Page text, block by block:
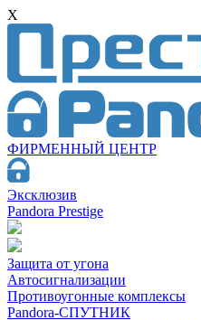
X
ФИРМЕННЫЙ ЦЕНТР
Эксклюзив
Pandora Prestige
Защита от угона
Автосигнализации
Противоугонные комплексы
Pandora-СПУТНИК